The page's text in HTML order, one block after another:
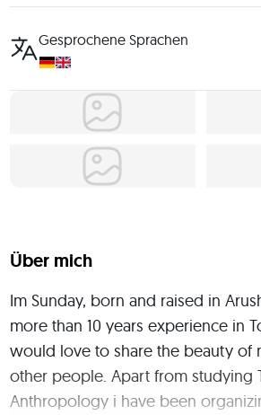
Gesprochene Sprachen
Über mich
Im Sunday, born and raised in
more than 10 years experience in
would love to share the beauty of
other people. Apart from studying
Anthropology i have been